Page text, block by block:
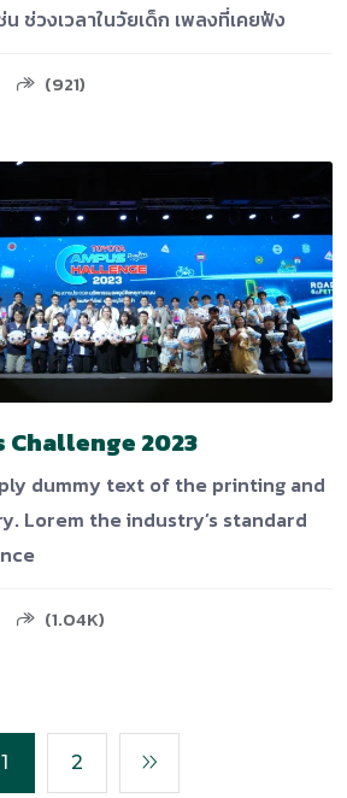
ช่วงเวลาในวัยเด็ก เพลงที่เคยฟัง
(921)
Challenge 2023
dummy text of the printing and
Lorem the industry’s standard
(1.04K)
1 2